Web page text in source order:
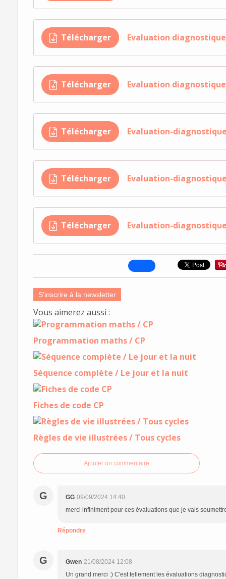
Télécharger Evaluation diagnostique
Télécharger Evaluation diagnostique
Télécharger Evaluation-
Télécharger Evaluation-
Télécharger Evaluation-
S'inscrire à la newsletter
Vous aimerez aussi :
Programmation maths / CP
Séquence complète / Le jour et la nuit
Fiches de code CP
Règles de vie illustrées / Tous cycles
Ajouter un commentaire
G GG 09/09/2024 14:40
merci infiniment pour ces évaluations que je vais
Répondre
G Gwen 21/08/2024 12:08
Un grand merci :) C'est tellement les évaluations